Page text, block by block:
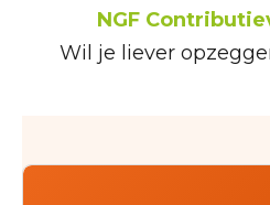
NGF
Wil je liever